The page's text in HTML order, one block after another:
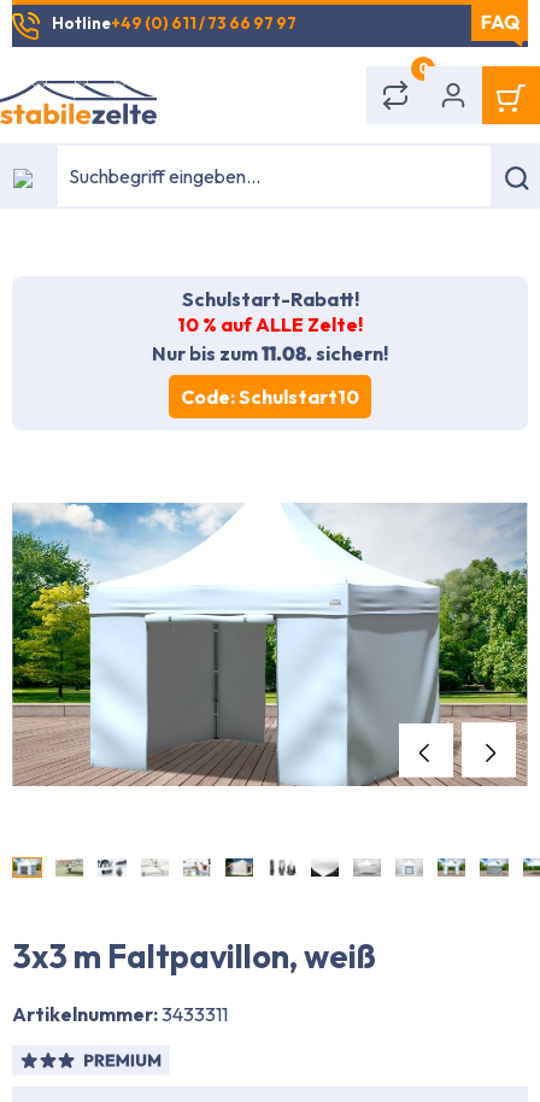
springen
Hotline+49 (0) 611 / 73 66 97 97
0
Schulstart-Rabatt!
10 % auf ALLE Zelte!
Nur bis zum11.08.sichern!
Code: Schulstart10
3x3 m Faltpavillon, weiß
Artikelnummer:3433311